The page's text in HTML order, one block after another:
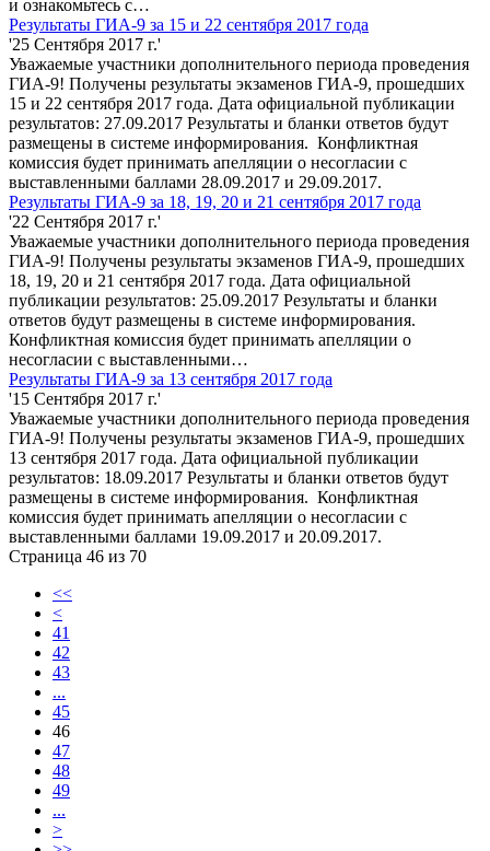
и ознакомьтесь с…
Результаты ГИА-9 за 15 и 22 сентября 2017 года
'25 Сентября 2017 г.'
Уважаемые участники дополнительного периода проведения
ГИА-9! Получены результаты экзаменов ГИА-9, прошедших
15 и 22 сентября 2017 года. Дата официальной публикации
результатов: 27.09.2017 Результаты и бланки ответов будут
размещены в системе информирования. Конфликтная
комиссия будет принимать апелляции о несогласии с
выставленными баллами 28.09.2017 и 29.09.2017.
Результаты ГИА-9 за 18, 19, 20 и 21 сентября 2017 года
'22 Сентября 2017 г.'
Уважаемые участники дополнительного периода проведения
ГИА-9! Получены результаты экзаменов ГИА-9, прошедших
18, 19, 20 и 21 сентября 2017 года. Дата официальной
публикации результатов: 25.09.2017 Результаты и бланки
ответов будут размещены в системе информирования.
Конфликтная комиссия будет принимать апелляции о
несогласии с выставленными…
Результаты ГИА-9 за 13 сентября 2017 года
'15 Сентября 2017 г.'
Уважаемые участники дополнительного периода проведения
ГИА-9! Получены результаты экзаменов ГИА-9, прошедших
13 сентября 2017 года. Дата официальной публикации
результатов: 18.09.2017 Результаты и бланки ответов будут
размещены в системе информирования. Конфликтная
комиссия будет принимать апелляции о несогласии с
выставленными баллами 19.09.2017 и 20.09.2017.
Страница 46 из 70
<<
<
41
42
43
...
45
46
47
48
49
...
>